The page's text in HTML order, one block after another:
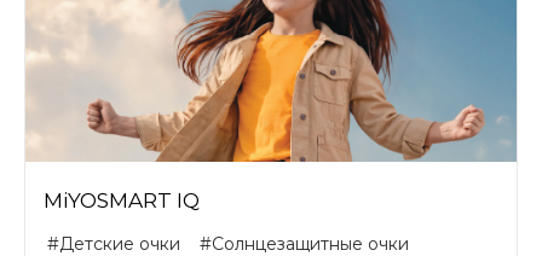
MiYOSMART IQ
#Детские очки
#Солнцезащитные очки